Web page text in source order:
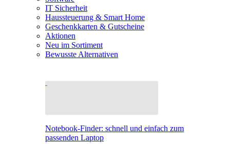
IT Sicherheit
Haussteuerung & Smart Home
Geschenkkarten & Gutscheine
Aktionen
Neu im Sortiment
Bewusste Alternativen
Notebook-Finder: schnell und einfach zum
passenden Laptop